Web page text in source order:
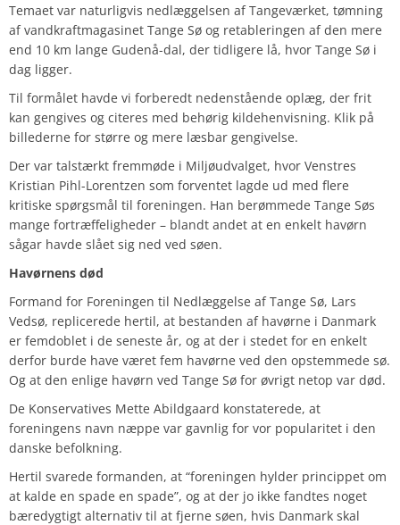
Temaet var naturligvis nedlæggelsen af Tangeværket, tømning
af vandkraftmagasinet Tange Sø og retableringen af den mere
end 10 km lange Gudenå-dal, der tidligere lå, hvor Tange Sø i
dag ligger.
Til formålet havde vi forberedt nedenstående oplæg, der frit
kan gengives og citeres med behørig kildehenvisning. Klik på
billederne for større og mere læsbar gengivelse.
Der var talstærkt fremmøde i Miljøudvalget, hvor Venstres
Kristian Pihl-Lorentzen som forventet lagde ud med flere
kritiske spørgsmål til foreningen. Han berømmede Tange Søs
mange fortræffeligheder – blandt andet at en enkelt havørn
sågar havde slået sig ned ved søen.
Havørnens død
Formand for Foreningen til Nedlæggelse af Tange Sø, Lars
Vedsø, replicerede hertil, at bestanden af havørne i Danmark
er femdoblet i de seneste år, og at der i stedet for en enkelt
derfor burde have været fem havørne ved den opstemmede sø.
Og at den enlige havørn ved Tange Sø for øvrigt netop var død.
De Konservatives Mette Abildgaard konstaterede, at
foreningens navn næppe var gavnlig for vor popularitet i den
danske befolkning.
Hertil svarede formanden, at “foreningen hylder princippet om
at kalde en spade en spade”, og at der jo ikke fandtes noget
bæredygtigt alternativ til at fjerne søen, hvis Danmark skal